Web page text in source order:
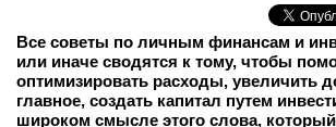
Мероприятия
Все советы по личным финансам и
или иначе сводятся к тому, чтобы
оптимизировать расходы, увеличить
главное, создать капитал путем
широком смысле этого слова,